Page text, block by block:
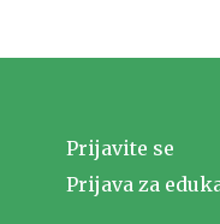
Prijavite se
Prijava za